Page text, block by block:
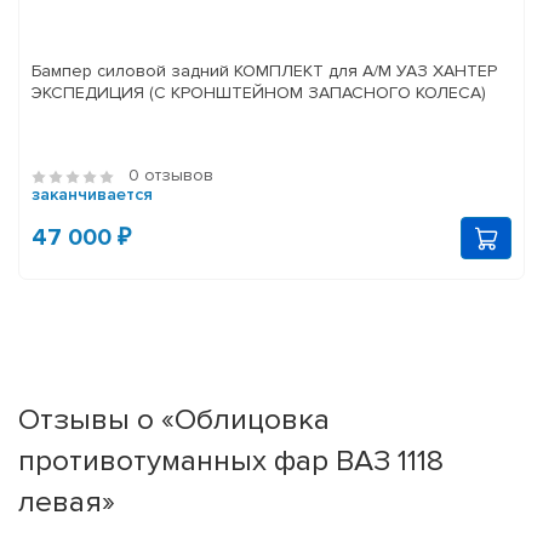
Бампер силовой задний КОМПЛЕКТ для А/М УАЗ ХАНТЕР
ЭКСПЕДИЦИЯ (С КРОНШТЕЙНОМ ЗАПАСНОГО КОЛЕСА)
0 отзывов
заканчивается
47 000 ₽
Отзывы о «Облицовка
противотуманных фар ВАЗ 1118
левая»